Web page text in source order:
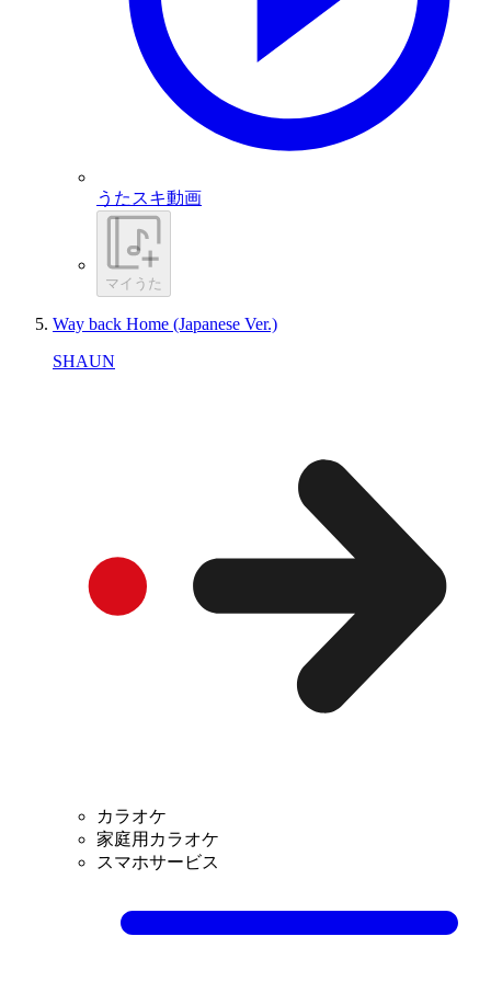
うたスキ動画
マイうた
Way back Home (Japanese Ver.)
SHAUN
カラオケ
家庭用カラオケ
スマホサービス